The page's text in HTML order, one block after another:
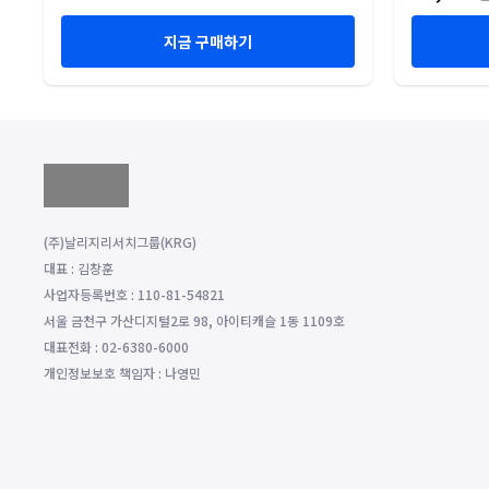
지금 구매하기
(주)날리지리서치그룹(KRG)
대표 : 김창훈
사업자등록번호 : 110-81-54821
서울 금천구 가산디지털2로 98, 아이티캐슬 1동 1109호
대표전화 : 02-6380-6000
개인정보보호 책임자 : 나영민